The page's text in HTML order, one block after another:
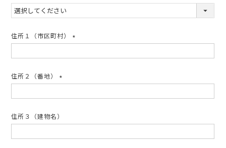
(必
須)
住所１（市区町村）
須)
住所２（番地）
須)
住所３（建物名）